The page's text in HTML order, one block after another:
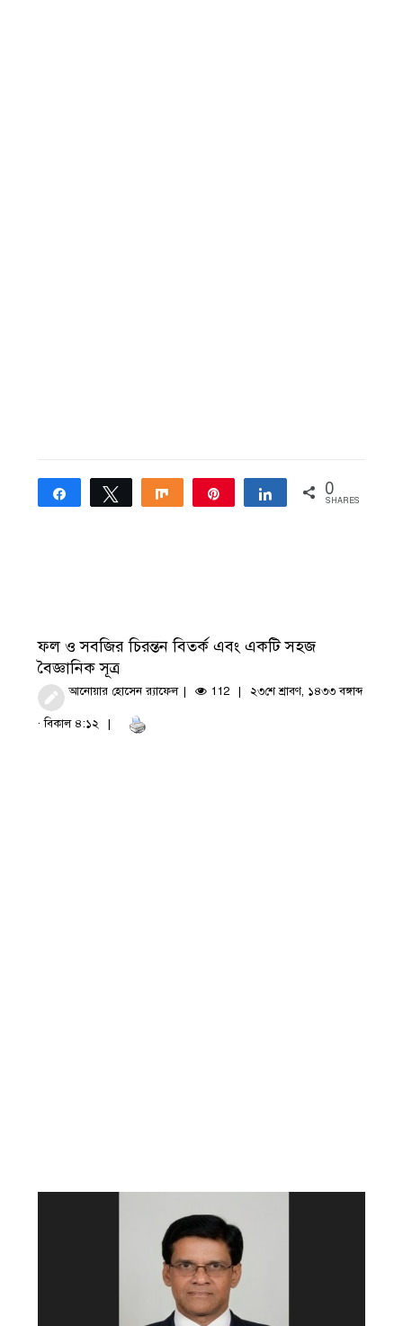
Share Tweet Share Share 0
SHARES
ফল ও সবজির চিরন্তন বিতর্ক এবং একটি সহজ
বৈজ্ঞানিক সূত্র
আনোয়ার হোসেন র‍্যাফেল 112 ২৩শে শ্রাবণ, ১৪৩৩ বঙ্গাব্দ
· বিকাল ৪:১২